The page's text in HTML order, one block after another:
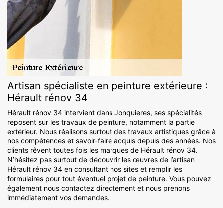
Artisan spécialiste en peinture extérieure :
Hérault rénov 34
Hérault rénov 34 intervient dans Jonquieres, ses spécialités
reposent sur les travaux de peinture, notamment la partie
extérieur. Nous réalisons surtout des travaux artistiques grâce à
nos compétences et savoir-faire acquis depuis des années. Nos
clients rêvent toutes fois les marques de Hérault rénov 34.
N’hésitez pas surtout de découvrir les œuvres de l’artisan
Hérault rénov 34 en consultant nos sites et remplir les
formulaires pour tout éventuel projet de peinture. Vous pouvez
également nous contactez directement et nous prenons
immédiatement vos demandes.